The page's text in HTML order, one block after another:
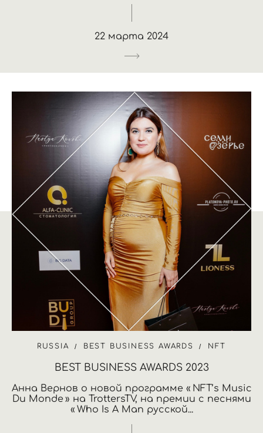
22 марта 2024
RUSSIA BEST BUSINESS AWARDS NFT
BEST BUSINESS AWARDS 2023
Анна Вернов о новой программе « NFT’s Music
Du Monde » на TrottersTV, на премии с песнями
« Who Is A Man русской...